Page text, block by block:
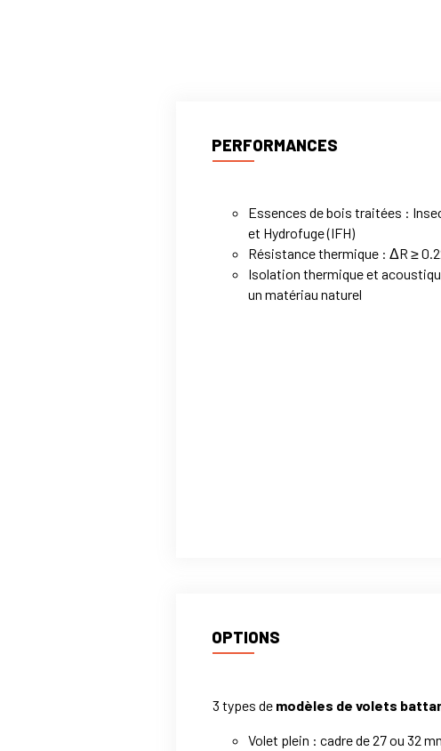
PERFORMANCES
Essences de bois traitées :
et Hydrofuge (IFH)
Résistance thermique : ΔR ≥
Isolation thermique et
un matériau naturel
OPTIONS
3 types de modèles de volets
Volet plein : cadre de 27 ou 32